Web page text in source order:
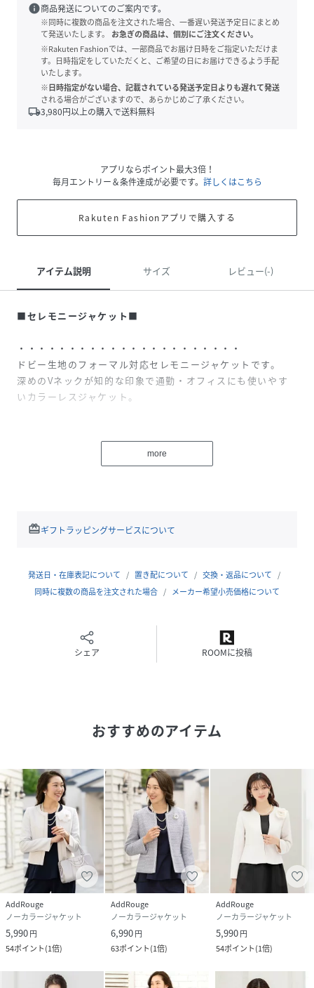
info商品発送についてのご案内です。
※同時に複数の商品を注文された場合、一番遅い発送予定日にまとめ
て発送いたします。
お急ぎの商品は、個別にご注文ください。
※Rakuten Fashionでは、一部商品でお届け日時をご指定いただけま
す。日時指定をしていただくと、ご希望の日にお届けできるよう手配
いたします。
※日時指定がない場合、記載されている発送予定日よりも遅れて発送
される場合がございますので、あらかじめご了承ください。
local_shipping3,980円以上の購入で送料無料
アプリならポイント最大3倍！
毎月エントリー＆条件達成が必要です。 詳しくはこちら
Rakuten Fashionアプリで購入する
アイテム説明 サイズ レビュー(-)
■セレモニージャケット■
・・・・・・・・・・・・・・・・・・・・・・
ドビー生地のフォーマル対応セレモニージャケットです。
深めのVネックが知的な印象で通勤・オフィスにも使いやす
いカラーレスジャケット。
そのようなボトムとも相性の良いアイテム。
入学式・卒業式などのセレモニーはもちろん、通勤Styleや
●カラーレスジャケット
ラメはないので、オフィスでも使うことができます。
●着回し力抜群なシンプルデザイン
●ご家庭で洗えるウォッシャブル仕様
●凸凹感のあるシワになりにくい素材
小さなお子様連れのママにも嬉しい機能が付いております。
●デオドラントネーム付きジャケット
汗などのニオイに対して、消臭効果があり、
消臭タグが臭気成分と触れることにより、不快臭を減少させ
ます。
◎ジャケット
・長袖タイプ
more
redeemギフトラッピングサービスについて
発送日・在庫表記について 置き配について
交換・返品について
同時に複数の商品を注文された場合
メーカー希望小売価格について
シェア ROOMに投稿
おすすめのアイテム
AddRouge
ノーカラージャケット
5,990円
54ポイント(1倍)
AddRouge
ノーカラージャケット
6,990円
63ポイント(1倍)
AddRouge
ノーカラージャケット
5,990円
54ポイント(1倍)